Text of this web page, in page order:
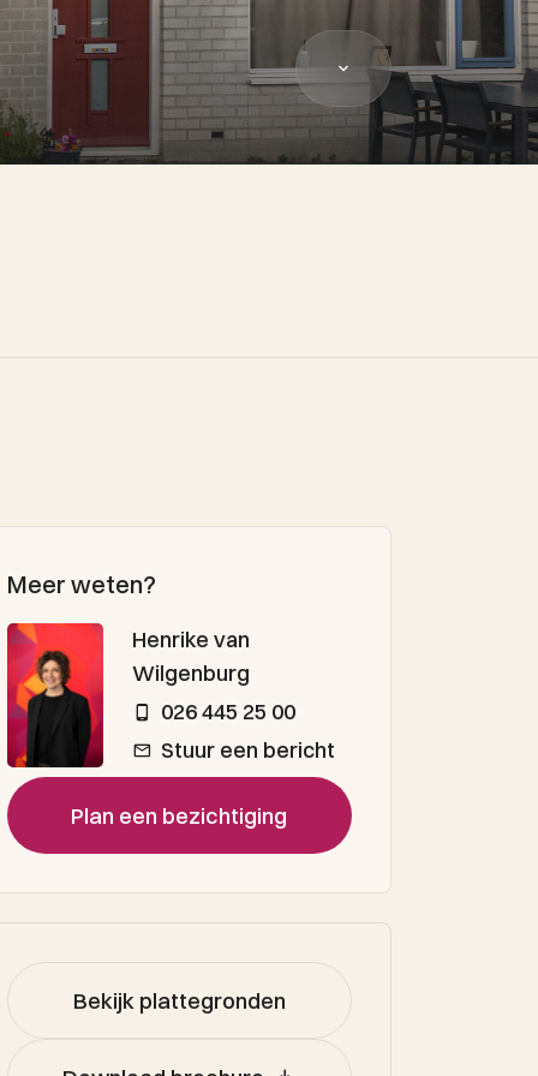
Meer weten?
Henrike van
Wilgenburg
026 445 25 00
Stuur een bericht
Plan een bezichtiging
Bekijk plattegronden